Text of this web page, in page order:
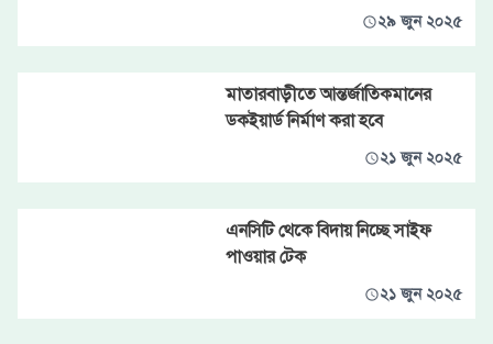
২৯ জুন ২০২৫
মাতারবাড়ীতে আন্তর্জাতিকমানের
ডকইয়ার্ড নির্মাণ করা হবে
২১ জুন ২০২৫
এনসিটি থেকে বিদায় নিচ্ছে সাইফ
পাওয়ার টেক
২১ জুন ২০২৫